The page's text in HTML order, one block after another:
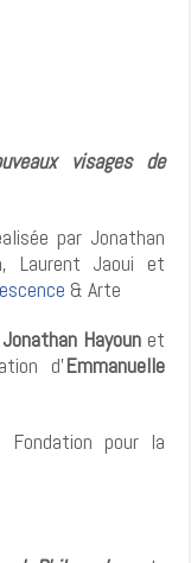
visages de
par Jonathan
Laurent Jaoui et
& Arte
Jonathan Hayoun et
d’Emmanuelle
pour la